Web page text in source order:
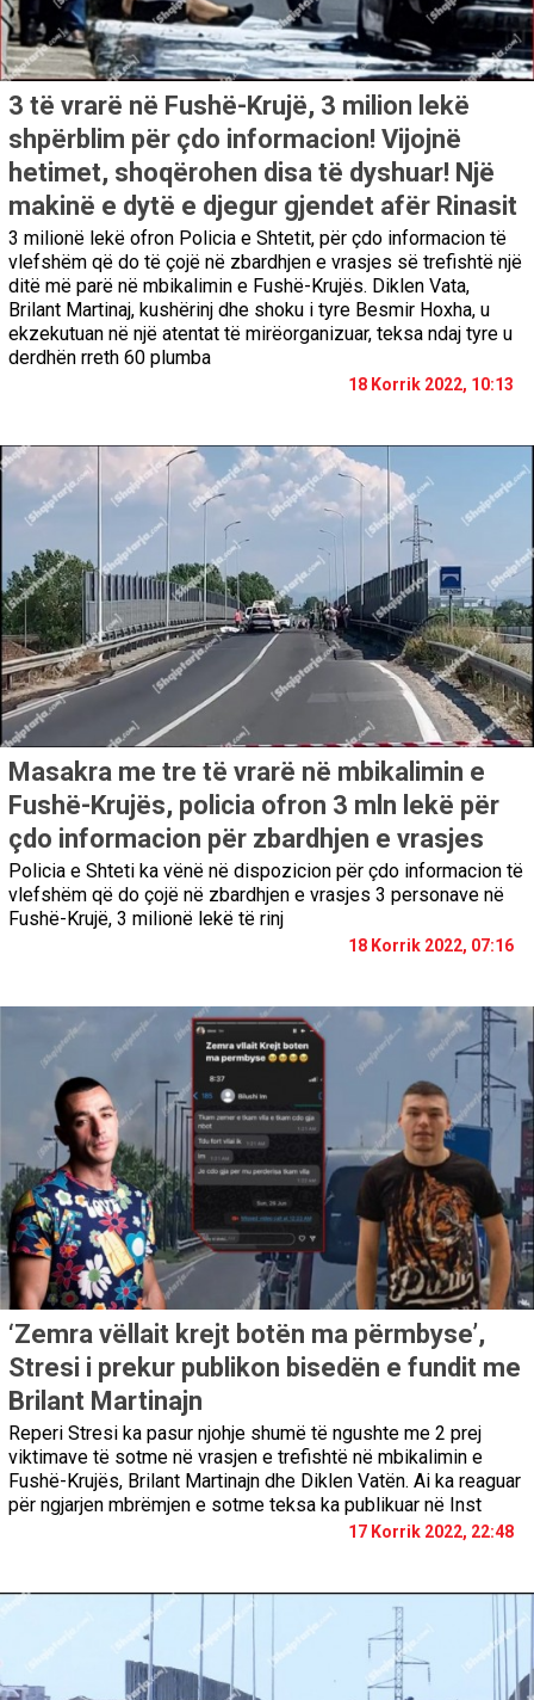
3 të vrarë në Fushë-Krujë, 3 milion lekë
shpërblim për çdo informacion! Vijojnë
hetimet, shoqërohen disa të dyshuar! Një
makinë e dytë e djegur gjendet afër Rinasit
3 milionë lekë ofron Policia e Shtetit, për çdo informacion të
vlefshëm që do të çojë në zbardhjen e vrasjes së trefishtë një
ditë më parë në mbikalimin e Fushë-Krujës. Diklen Vata,
Brilant Martinaj, kushërinj dhe shoku i tyre Besmir Hoxha, u
ekzekutuan në një atentat të mirëorganizuar, teksa ndaj tyre u
derdhën rreth 60 plumba
18 Korrik 2022, 10:13
Masakra me tre të vrarë në mbikalimin e
Fushë-Krujës, policia ofron 3 mln lekë për
çdo informacion për zbardhjen e vrasjes
Policia e Shteti ka vënë në dispozicion për çdo informacion të
vlefshëm që do çojë në zbardhjen e vrasjes 3 personave në
Fushë-Krujë, 3 milionë lekë të rinj
18 Korrik 2022, 07:16
‘Zemra vëllait krejt botën ma përmbyse’,
Stresi i prekur publikon bisedën e fundit me
Brilant Martinajn
Reperi Stresi ka pasur njohje shumë të ngushte me 2 prej
viktimave të sotme në vrasjen e trefishtë në mbikalimin e
Fushë-Krujës, Brilant Martinajn dhe Diklen Vatën. Ai ka reaguar
për ngjarjen mbrëmjen e sotme teksa ka publikuar në Inst
17 Korrik 2022, 22:48